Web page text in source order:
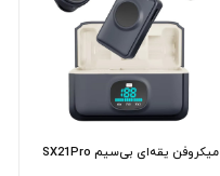
میکروفن یقه‌ای بی‌سیم SX21Pro